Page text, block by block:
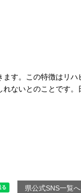
す。この特徴はリハ
れないとのことです。
県公式SNS一覧へ